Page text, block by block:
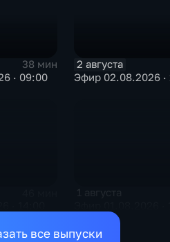
38 мин
· 09:00
2 августа
Эфир 02.08.2026 ·
1 августа
все выпуски